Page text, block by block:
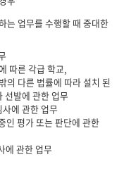
는 업무를 수행할 때 중대한
따른 각급 학교,
의 다른 법률에 따라 설치 된
선발에 관한 업무
에 관한 업무
인 평가 또는 판단에 관한
에 관한 업무